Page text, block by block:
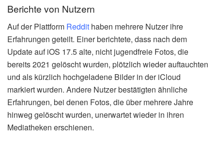
Berichte von Nutzern
Auf der Plattform Reddit haben mehrere Nutzer ihre
Erfahrungen geteilt. Einer berichtete, dass nach dem
Update auf iOS 17.5 alte, nicht jugendfreie Fotos, die
bereits 2021 gelöscht wurden, plötzlich wieder auftauchten
und als kürzlich hochgeladene Bilder in der iCloud
markiert wurden. Andere Nutzer bestätigten ähnliche
Erfahrungen, bei denen Fotos, die über mehrere Jahre
hinweg gelöscht wurden, unerwartet wieder in ihren
Mediatheken erschienen.